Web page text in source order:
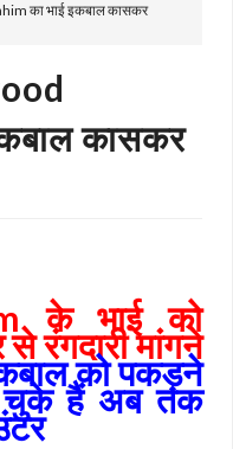
का भाई इकबाल कासकर
कासकर
के भाई को
रंगदारी मांगने
को पकड़ने
चुके हैं अब तक